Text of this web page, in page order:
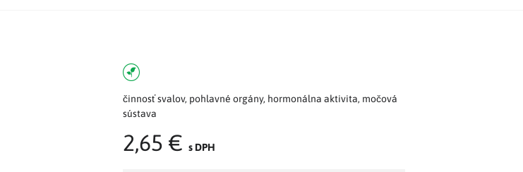
činnosť svalov, pohlavné orgány, hormonálna aktivita, močová
sústava
2,65 € s DPH